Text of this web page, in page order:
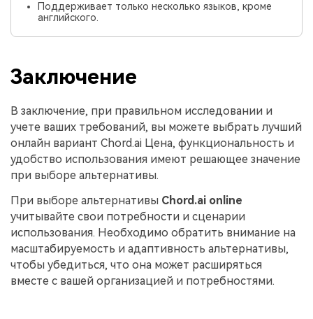
Поддерживает только несколько языков, кроме
английского.
Заключение
В заключение, при правильном исследовании и
учете ваших требований, вы можете выбрать лучший
онлайн вариант Chord.ai Цена, функциональность и
удобство использования имеют решающее значение
при выборе альтернативы.
При выборе альтернативы Chord.ai online
учитывайте свои потребности и сценарии
использования. Необходимо обратить внимание на
масштабируемость и адаптивность альтернативы,
чтобы убедиться, что она может расширяться
вместе с вашей организацией и потребностями.